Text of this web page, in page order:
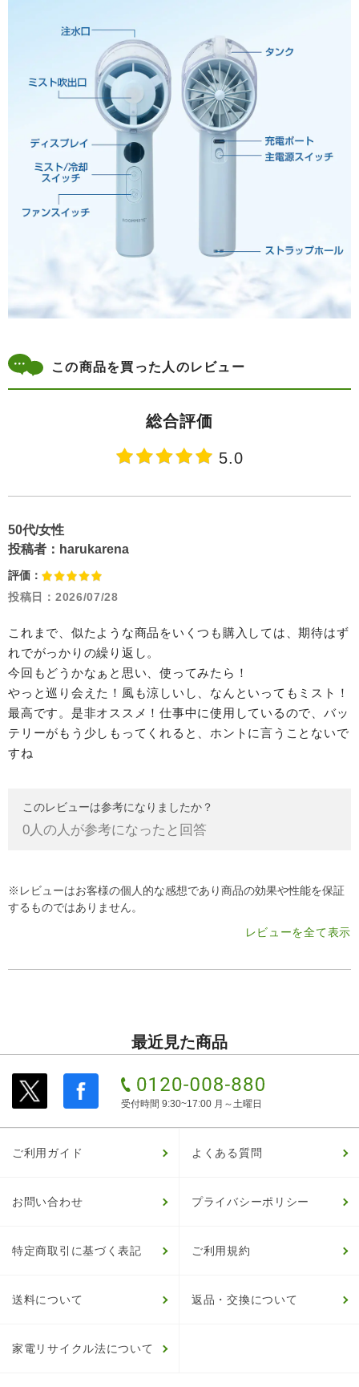
この商品を買った人のレビュー
総合評価
5.0
50代/女性
投稿者： harukarena
評価：
投稿日： 2026/07/28
これまで、似たような商品をいくつも購入しては、期待はず
れでがっかりの繰り返し。
今回もどうかなぁと思い、使ってみたら！
やっと巡り会えた！風も涼しいし、なんといってもミスト！
最高です。是非オススメ！仕事中に使用しているので、バッ
テリーがもう少しもってくれると、ホントに言うことないで
すね
このレビューは参考になりましたか？
0人の人が参考になったと回答
※レビューはお客様の個人的な感想であり商品の効果や性能を保証
するものではありません。
レビューを全て表示
最近見た商品
受付時間 9:30~17:00 月～土曜日
ご利用ガイド よくある質問
お問い合わせ プライバシーポリシー
特定商取引に基づく表記 ご利用規約
送料について 返品・交換について
家電リサイクル法について